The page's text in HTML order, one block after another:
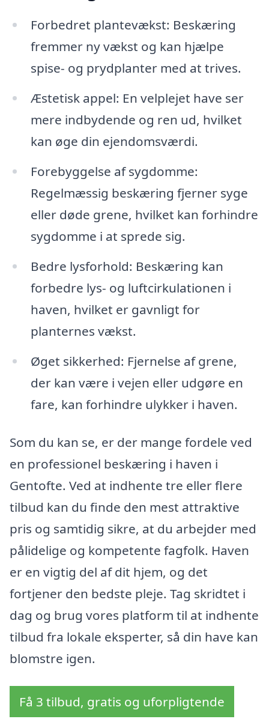
Forbedret plantevækst: Beskæring
fremmer ny vækst og kan hjælpe
spise- og prydplanter med at trives.
Æstetisk appel: En velplejet have ser
mere indbydende og ren ud, hvilket
kan øge din ejendomsværdi.
Forebyggelse af sygdomme:
Regelmæssig beskæring fjerner syge
eller døde grene, hvilket kan forhindre
sygdomme i at sprede sig.
Bedre lysforhold: Beskæring kan
forbedre lys- og luftcirkulationen i
haven, hvilket er gavnligt for
planternes vækst.
Øget sikkerhed: Fjernelse af grene,
der kan være i vejen eller udgøre en
fare, kan forhindre ulykker i haven.
Som du kan se, er der mange fordele ved
en professionel beskæring i haven i
Gentofte. Ved at indhente tre eller flere
tilbud kan du finde den mest attraktive
pris og samtidig sikre, at du arbejder med
pålidelige og kompetente fagfolk. Haven
er en vigtig del af dit hjem, og det
fortjener den bedste pleje. Tag skridtet i
dag og brug vores platform til at indhente
tilbud fra lokale eksperter, så din have kan
blomstre igen.
Få 3 tilbud, gratis og uforpligtende